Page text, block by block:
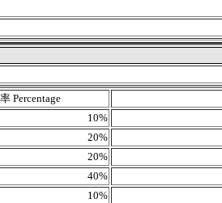
Percentage
10%
20%
20%
40%
10%